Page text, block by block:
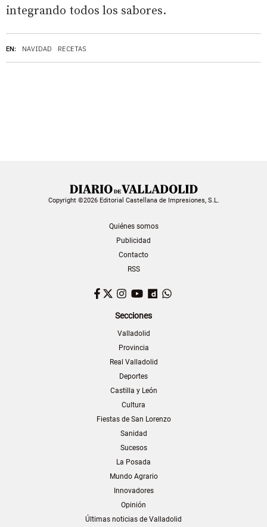
EN: NAVIDAD RECETAS
integrando todos los sabores.
Copyright ©2026 Editorial Castellana de Impresiones, S.L.
Quiénes somos
Publicidad
Contacto
RSS
Facebook
TwitterInstagram
YouTubeDailymotion
Secciones
Valladolid
Provincia
Real Valladolid
Deportes
Castilla y León
Cultura
Fiestas de San Lorenzo
Sanidad
Sucesos
La Posada
Mundo Agrario
Innovadores
Opinión
Últimas noticias de Valladolid